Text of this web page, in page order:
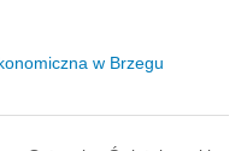
w Brzegu